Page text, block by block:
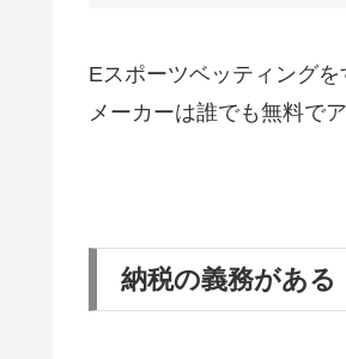
Eスポーツベッティング
メーカーは誰でも無料で
納税の義務がある